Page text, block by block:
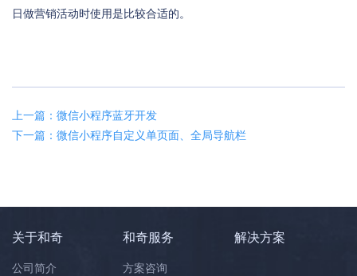
日做营销活动时使用是比较合适的。
上一篇：微信小程序蓝牙开发
下一篇：微信小程序自定义单页面、全局导航栏
关于和奇
公司简介
和奇服务
方案咨询
解决方案